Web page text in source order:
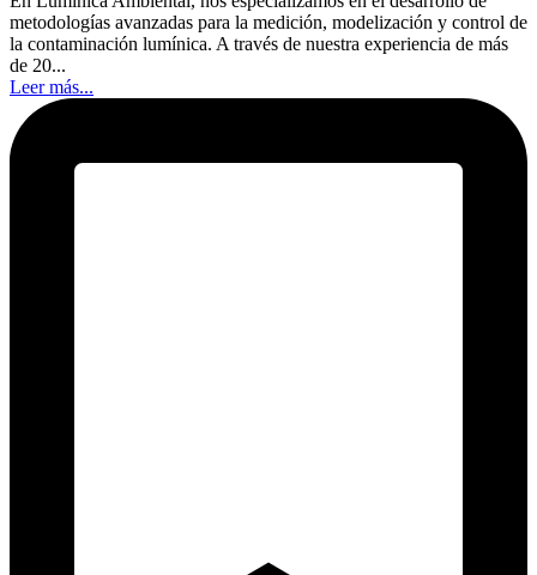
metodologías avanzadas para la medición, modelización y control de
la contaminación lumínica. A través de nuestra experiencia de más
de 20...
Leer más...